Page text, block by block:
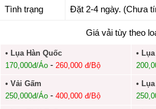
Tình trạng Đặt 2-4 ngày. (Chưa
Giá vải tùy theo
• Lụa Hàn Quốc
170,000đ/Áo - 260,000 đ/Bộ
•
• Vải Gấm
250,000đ/Áo - 400,000 đ/Bộ
•